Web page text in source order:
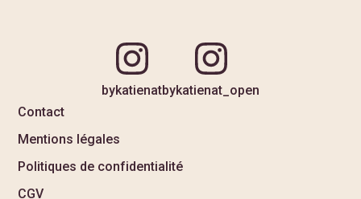
bykatienatbykatienat_open
Contact
Mentions légales
Politiques de confidentialité
CGV